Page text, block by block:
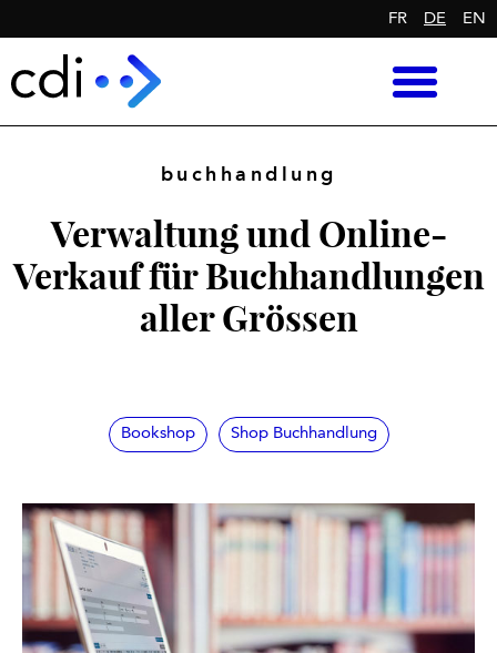
FR DE EN
buchhandlung
Verwaltung und Online-
Verkauf für Buchhandlungen
aller Grössen
Bookshop Shop Buchhandlung